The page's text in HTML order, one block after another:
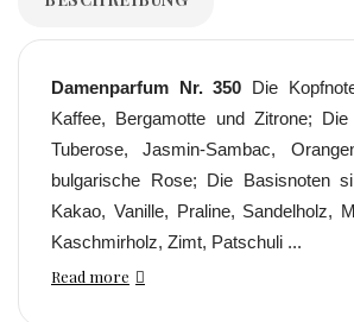
Damenparfum Nr. 350 Die
Kaffee, Bergamotte und Zitrone;
Tuberose, Jasmin-Sambac,
bulgarische Rose; Die Basisnoten
Kakao, Vanille, Praline, Sandelholz,
Kaschmirholz, Zimt, Patschuli ...
Read more